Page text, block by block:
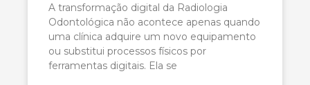
A transformação digital da Radiologia
Odontológica não acontece apenas quando
uma clínica adquire um novo equipamento
ou substitui processos físicos por
ferramentas digitais. Ela se